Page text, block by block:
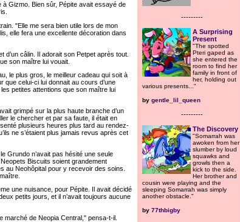
Gizmo. Bien sûr, Pépite avait essayé de
"Elle me sera bien utile lors de mon
elle fera une excellente décoration dans
câlin. Il adorait son Petpet après tout.
son maître lui vouait.
le plus gros, le meilleur cadeau qui soit à
que celui-ci lui donnait au cours d’une
petites attentions que son maître lui
grimpé sur la plus haute branche d’un
le chercher et par sa faute, il était en
plusieurs heures plus tard au rendez-
ne s’étaient plus jamais revus après cet
Grundo n’avait pas hésité une seule
Biscuits soient grandement
au Neohôpital pour y recevoir des soins.
une nuisance, pour Pépite. Il avait décidé
petits jours, et il n’avait toujours aucune
marché de Neopia Central," pensa-t-il.
---------
A Surprising
Present
"The spotted
Pteri gaped as
she entered the
room to find her
family in front of
her, holding out
various presents..."
by gentle_lil_queen
---------
The Discovery
"Somarrah was
awoken from her
slumber by loud
squawks and
growls then a
kick to the side.
Her brother and
cousin were playing and the
sleeping Somarrah was simply
another obstacle."
by 77thbigby